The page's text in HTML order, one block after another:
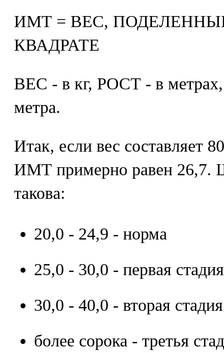
ИМТ = ВЕС,
КВАДРАТЕ
ВЕС - в кг, РОСТ - в
метра.
Итак, если вес составляет
ИМТ примерно равен 26,7.
такова:
20,0 - 24,9 - норма
25,0 - 30,0 - первая
30,0 - 40,0 - вторая
более сорока - третья